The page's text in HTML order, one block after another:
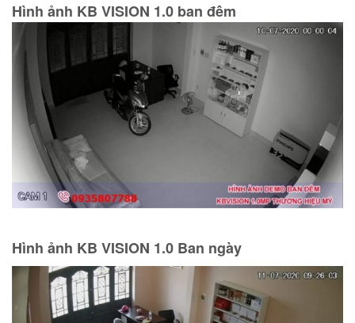
Hình ảnh KB VISION 1.0 ban đêm
Hình ảnh KB VISION 1.0 Ban ngày